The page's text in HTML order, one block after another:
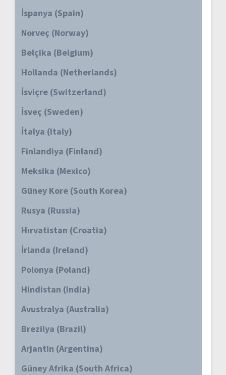
İspanya (Spain)
Norveç (Norway)
Belçika (Belgium)
Hollanda (Netherlands)
İsviçre (Switzerland)
İsveç (Sweden)
İtalya (Italy)
Finlandiya (Finland)
Meksika (Mexico)
Güney Kore (South Korea)
Rusya (Russia)
Hırvatistan (Croatia)
İrlanda (Ireland)
Polonya (Poland)
Hindistan (India)
Avustralya (Australia)
Brezilya (Brazil)
Arjantin (Argentina)
Güney Afrika (South Africa)